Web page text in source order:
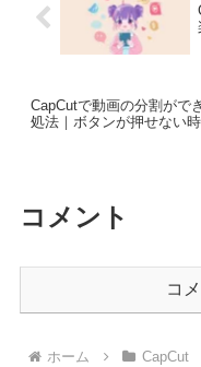
CapCutで動画の分割がで
処法｜ボタンが押せない
コメント
コ
ホーム CapCut